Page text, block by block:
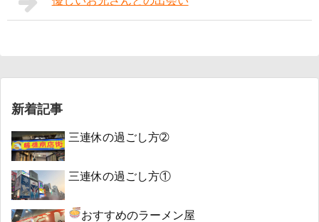
新着記事
三連休の過ごし方➁
三連休の過ごし方①
おすすめのラーメン屋